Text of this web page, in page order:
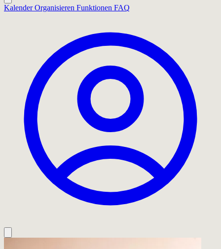
Kalender Organisieren Funktionen FAQ